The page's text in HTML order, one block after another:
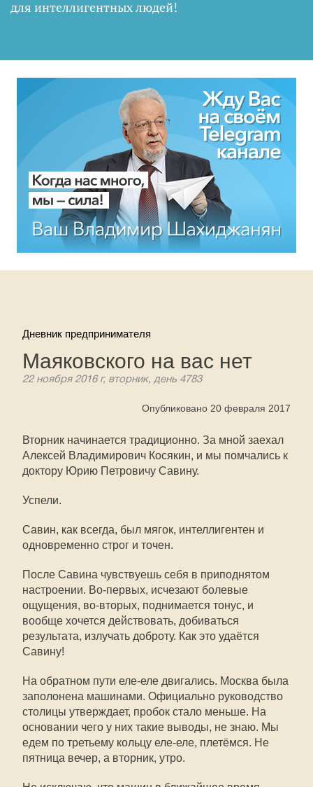
для интеллигентных людей!
Дневник предпринимателя
Маяковского на вас нет
22 ноября 2016 г, вторник, день 4783
Опубликовано 20 февраля 2017
Вторник начинается традиционно. За мной заехал
Алексей Владимирович Косякин, и мы помчались к
доктору Юрию Петровичу Савину.
Успели.
Савин, как всегда, был мягок, интеллигентен и
одновременно строг и точен.
После Савина чувствуешь себя в приподнятом
настроении. Во-первых, исчезают болевые
ощущения, во-вторых, поднимается тонус, и
вообще хочется действовать, добиваться
результата, излучать доброту. Как это удаётся
Савину!
На обратном пути еле-еле двигались. Москва была
заполонена машинами. Официально руководство
столицы утверждает, пробок стало меньше. На
основании чего у них такие выводы, не знаю. Мы
едем по третьему кольцу еле-еле, плетёмся. Не
пятница вечер, а вторник, утро.